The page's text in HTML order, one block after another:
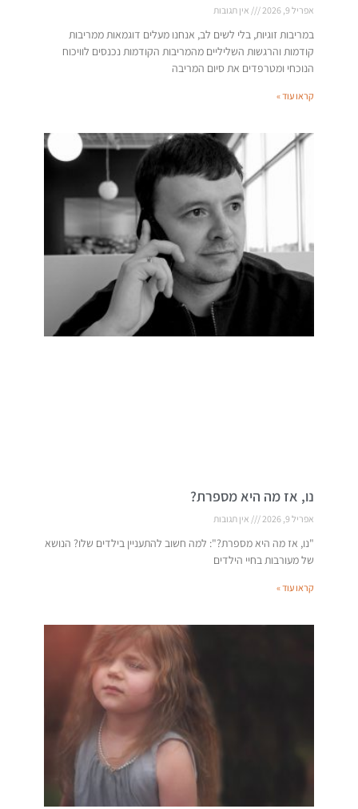
אפריל 9, 2026 אין תגובות
במריבות זוגיות, בלי לשים לב, אנחנו מעלים דוגמאות ממריבות
קודמות והרגשות השליליים מהמריבות הקודמות נכנסים לוויכוח
הנוכחי ומטרפדים את סיום המריבה
קראו עוד »
נו, אז מה היא מספרת?
אפריל 9, 2026 אין תגובות
"נו, אז מה היא מספרת?": למה חשוב להתעניין בילדים שלו? הנושא
של מעורבות בחיי הילדים
קראו עוד »